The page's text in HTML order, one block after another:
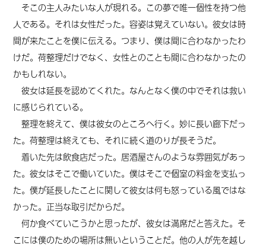
そこの主人みたいな人が現れる。この夢で唯一個性を持つ他
人である。それは女性だった。容姿は覚えていない。彼女は時
間が来たことを僕に伝える。つまり、僕は間に合わなかったわ
けだ。荷整理だけでなく、女性とのことも間に合わなかったの
かもしれない。
彼女は延長を認めてくれた。なんとなく僕の中でそれは救い
に感じられている。
整理を終えて、僕は彼女のところへ行く。妙に長い廊下だっ
た。荷整理は終えても、 それに続く道のりが長そうだ。
着いた先は飲食店だった。居酒屋さんのような雰囲気があっ
た。彼女はそこで働いていた。僕はそこで個室の料金を支払っ
た。僕が延長したことに関して彼女は何も怒っている風ではな
かった。 正当な取引だからだ。
何か食べていこうかと思ったが、彼女は満席だと答えた。 そ
こには僕のための場所は無いということだ。他の人が先を越し